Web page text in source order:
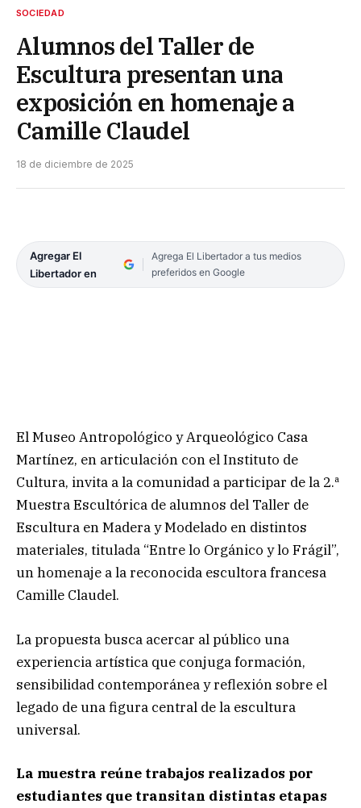
SOCIEDAD
Alumnos del Taller de
Escultura presentan una
exposición en homenaje a
Camille Claudel
18 de diciembre de 2025
Agregar El
Libertador en
Agrega El Libertador a tus medios
preferidos en Google
El Museo Antropológico y Arqueológico Casa
Martínez, en articulación con el Instituto de
Cultura, invita a la comunidad a participar de la 2.ª
Muestra Escultórica de alumnos del Taller de
Escultura en Madera y Modelado en distintos
materiales, titulada “Entre lo Orgánico y lo Frágil”,
un homenaje a la reconocida escultora francesa
Camille Claudel.
La propuesta busca acercar al público una
experiencia artística que conjuga formación,
sensibilidad contemporánea y reflexión sobre el
legado de una figura central de la escultura
universal.
La muestra reúne trabajos realizados por
estudiantes que transitan distintas etapas